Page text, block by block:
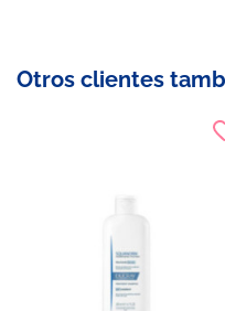
Otros clientes